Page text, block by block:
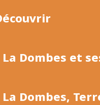
La Dombes et
La Dombes,
à 14:07
:
erreur